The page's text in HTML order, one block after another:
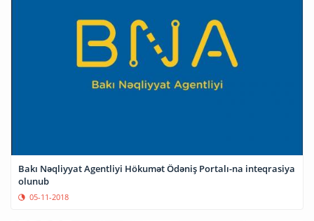
Bakı Nəqliyyat Agentliyi Hökumət Ödəniş Portalı-na inteqrasiya
olunub
05-11-2018